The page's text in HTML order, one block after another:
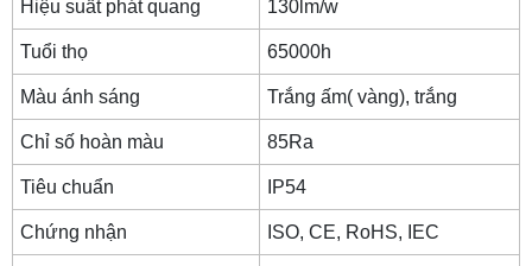
Hiệu suất phát quang 130lm/w
Tuổi thọ 65000h
Màu ánh sáng Trắng ấm( vàng), trắng
Chỉ số hoàn màu 85Ra
Tiêu chuẩn IP54
Chứng nhận ISO, CE, RoHS, IEC